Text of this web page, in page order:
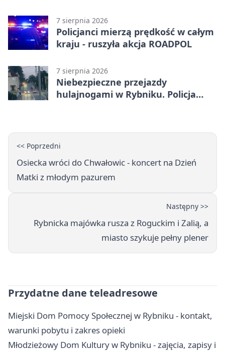
7 sierpnia 2026
Policjanci mierzą prędkość w całym
kraju - ruszyła akcja ROADPOL
7 sierpnia 2026
Niebezpieczne przejazdy
hulajnogami w Rybniku. Policja
<< Poprzedni
Osiecka wróci do Chwałowic - koncert na Dzień
Matki z młodym pazurem
Następny >>
Rybnicka majówka rusza z Roguckim i Zalią, a
miasto szykuje pełny plener
Przydatne dane teleadresowe
Miejski Dom Pomocy Społecznej w Rybniku - kontakt,
warunki pobytu i zakres opieki
Młodzieżowy Dom Kultury w Rybniku - zajęcia, zapisy i